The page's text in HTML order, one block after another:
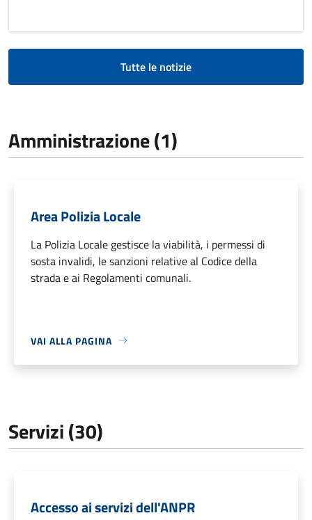
Tutte le notizie
Amministrazione (1)
Area Polizia Locale
La Polizia Locale gestisce la viabilità, i permessi di
sosta invalidi, le sanzioni relative al Codice della
strada e ai Regolamenti comunali.
VAI ALLA PAGINA
Servizi (30)
Accesso ai servizi dell'ANPR